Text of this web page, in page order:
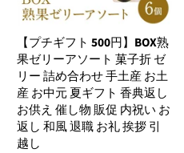
【プチギフト 500円】BOX熟
果ゼリーアソート 菓子折 ゼ
リー 詰め合わせ 手土産 お土
産 お中元 夏ギフト 香典返し
お供え 催し物 販促 内祝い お
返し 和風 退職 お礼 挨拶 引
越し